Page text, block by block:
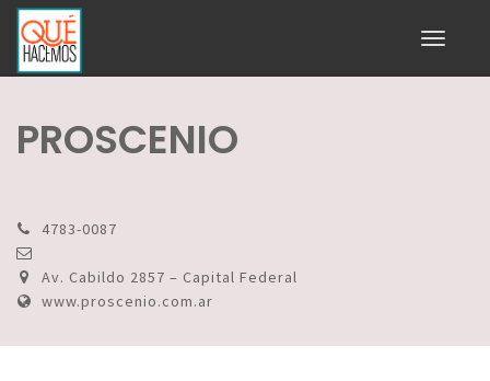
Toggle
PROSCENIO
4783-0087
Av. Cabildo 2857 – Capital Federal
www.proscenio.com.ar